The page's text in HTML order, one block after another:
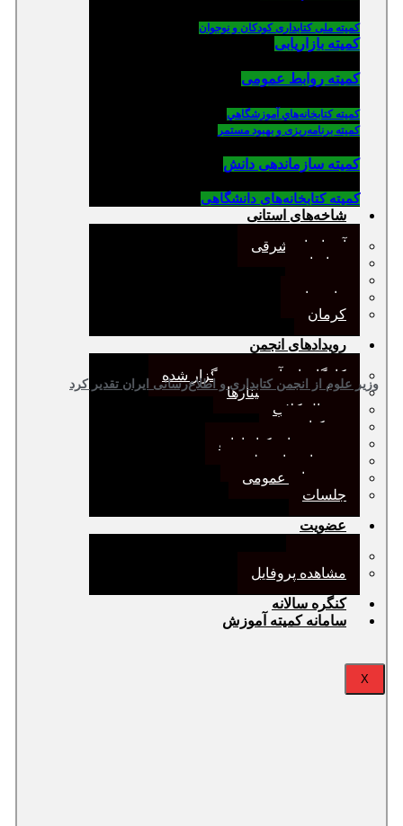
کمیته ملی کتابداری کودکان و نوجوان
کمیته بازاریابی
کمیته روابط عمومی
كميته كتابخانه‌هاي آموزشگاهي
کمیته برنامه‌ریزی و بهبود مستمر
کمیته سازماندهی دانش
کمیته کتابخانه‌های دانشگاهی
شاخه‌های استانی
آذربایجان شرقی
خراسان
مازندران
کرمان
رویدادهای انجمن
کارگاههای آموزشی برگزار شده
همایش‌ها و سمینارها
ژورنال کلاب
نقد کتاب
دورهمی‌های کتابدارانه
سخنرانی‌های علمی
مجمع‌های عمومی
جلسات
عضویت
مشاهده پروفایل
کنگره سالانه
سامانه کمیته آموزش
X
وزیر علوم از انجمن کتابداری و اطلاع‌رسانی ایران تقدیر کرد